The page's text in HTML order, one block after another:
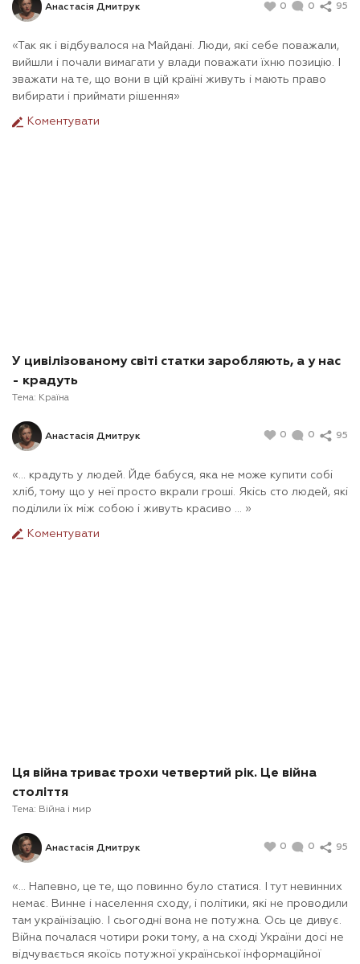
Анастасія Дмитрук 0 0 95
«Так як і відбувалося на Майдані. Люди, які себе поважали,
вийшли і почали вимагати у влади поважати їхню позицію. І
зважати на те, що вони в цій країні живуть і мають право
вибирати і приймати рішення»
Коментувати
У цивілізованому світі статки заробляють, а у нас
- крадуть
Тема: Країна
Анастасія Дмитрук 0 0 95
«... крадуть у людей. Йде бабуся, яка не може купити собі
хліб, тому що у неї просто вкрали гроші. Якісь сто людей, які
поділили їх між собою і живуть красиво ... »
Коментувати
Ця війна триває трохи четвертий рік. Це війна
століття
Тема: Війна і мир
Анастасія Дмитрук 0 0 95
«... Напевно, це те, що повинно було статися. І тут невинних
немає. Винне і населення сходу, і політики, які не проводили
там українізацію. І сьогодні вона не потужна. Ось це дивує.
Війна почалася чотири роки тому, а на сході України досі не
відчувається якоїсь потужної української інформаційної